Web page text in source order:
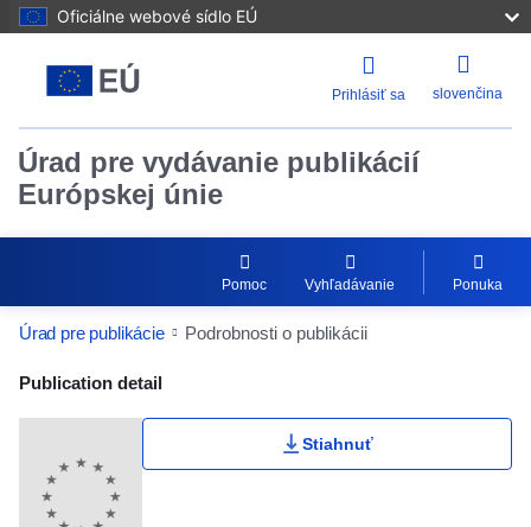
Oficiálne webové sídlo EÚ
Prihlásiť sa slovenčina
Úrad pre vydávanie publikácií
Európskej únie
Pomoc Vyhľadávanie Ponuka
Úrad pre publikácie Podrobnosti o publikácii
Publication Detail Actions Portlet
Publication detail
Stiahnuť